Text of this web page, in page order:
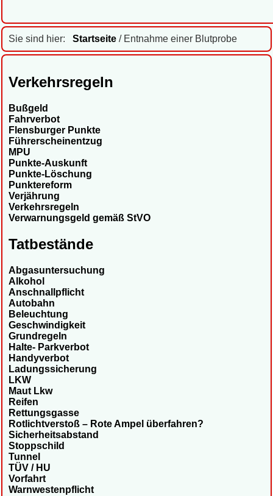
Sie sind hier: Startseite / Entnahme einer Blutprobe
Verkehrsregeln
Bußgeld
Fahrverbot
Flensburger Punkte
Führerscheinentzug
MPU
Punkte-Auskunft
Punkte-Löschung
Punktereform
Verjährung
Verkehrsregeln
Verwarnungsgeld gemäß StVO
Tatbestände
Abgasuntersuchung
Alkohol
Anschnallpflicht
Autobahn
Beleuchtung
Geschwindigkeit
Grundregeln
Halte- Parkverbot
Handyverbot
Ladungssicherung
LKW
Maut Lkw
Reifen
Rettungsgasse
Rotlichtverstoß – Rote Ampel überfahren?
Sicherheitsabstand
Stoppschild
Tunnel
TÜV / HU
Vorfahrt
Warnwestenpflicht